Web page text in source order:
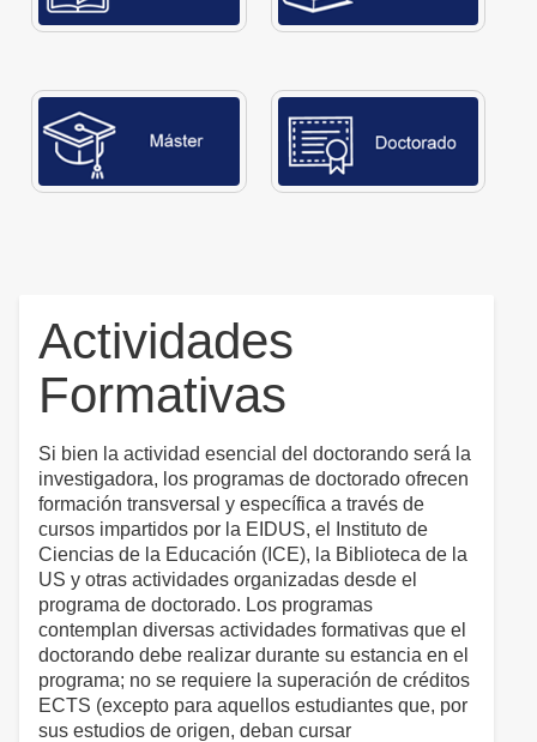
Actividades
Formativas
Si bien la actividad esencial del doctorando será la
investigadora, los programas de doctorado ofrecen
formación transversal y específica a través de
cursos impartidos por la EIDUS, el Instituto de
Ciencias de la Educación (ICE), la Biblioteca de la
US y otras actividades organizadas desde el
programa de doctorado. Los programas
contemplan diversas actividades formativas que el
doctorando debe realizar durante su estancia en el
programa; no se requiere la superación de créditos
ECTS (excepto para aquellos estudiantes que, por
sus estudios de origen, deban cursar